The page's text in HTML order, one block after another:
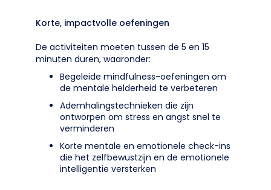
Korte, impactvolle oefeningen
De activiteiten moeten tussen de 5 en 15
minuten duren, waaronder:
Begeleide mindfulness-oefeningen om
de mentale helderheid te verbeteren
Ademhalingstechnieken die zijn
ontworpen om stress en angst snel te
verminderen
Korte mentale en emotionele check-ins
die het zelfbewustzijn en de emotionele
intelligentie versterken